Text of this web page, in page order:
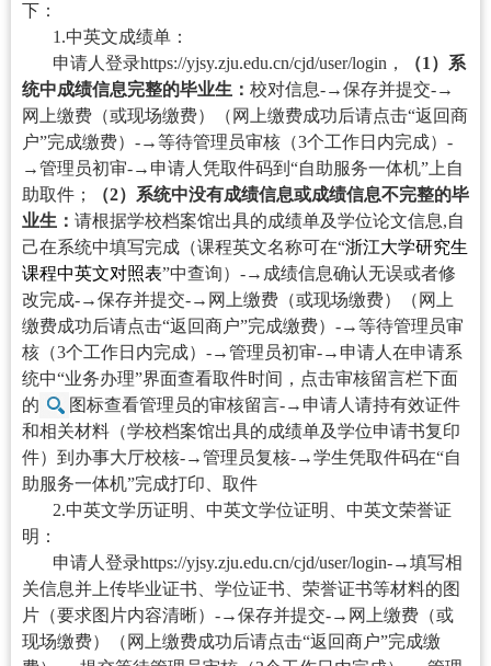
下：
1.中英文成绩单：
申请人登录https://yjsy.zju.edu.cn/cjd/user/login ，
（1）系
统中成绩信息完整的毕业生： 校对信息-→保存并提交-→
网上缴费（或现场缴费）（网上缴费成功后请点击“返回商
户”完成缴费） -→等待管理员审核（3个工作日内完成） -
→管理员初审-→ 申请人凭取件码到“自助服务一体机”上自
助取件；
（2）系统中没有成绩信息或成绩信息不完整的毕
业生： 请根据学校档案馆出具的成绩单及学位论文信息,自
己在系统中填写完成（课程英文名称可在“浙江大学研究生
课程中英文对照表”中查询） -→ 成绩信息确认无误或者修
改完成-→保存并提交-→ 网上缴费（或现场缴费）（网上
缴费成功后请点击“返回商户”完成缴费）-→等待管理员审
核（3个工作日内完成） -→管理员初审-→ 申请人在申请系
统中“业务办理”界面查看取件时间，点击审核留言栏下面
的
图标查看管理员的审核留言-→申请人请持有效证件
和相关材料（学校档案馆出具的成绩单及学位申请书复印
件）到办事大厅校核-→管理员复核-→学生凭取件码在“自
助服务一体机”完成打印、取件
2.中英文学历证明、中英文学位证明、中英文荣誉证
明：
申请人登录https://yjsy.zju.edu.cn/cjd/user/login-→填写相
关信息并上传毕业证书、学位证书、荣誉证书等材料的图
片（要求图片内容清晰）-→保存并提交-→网上缴费（或
现场缴费）（网上缴费成功后请点击“返回商户”完成缴